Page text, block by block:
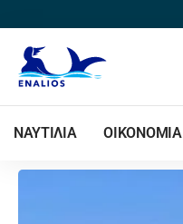
ΝΑΥΤΙΛΙΑ ΟΙΚΟΝΟΜΙΑ